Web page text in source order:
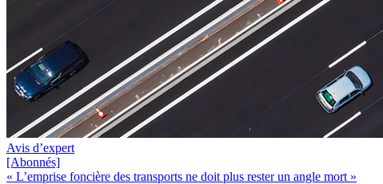
Avis d’expert
[Abonnés]
« L’emprise foncière des transports ne doit plus rester un angle mort »